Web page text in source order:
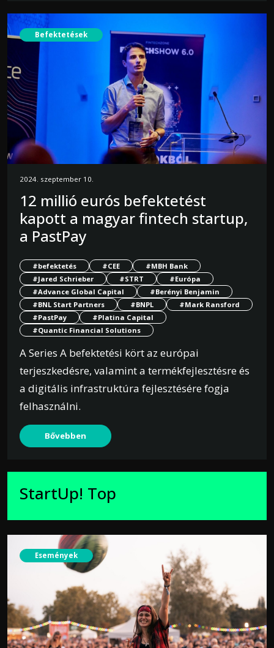
Befektetések
2024. szeptember 10.
12 millió eurós befektetést
kapott a magyar fintech startup,
a PastPay
#befektetés #CEE
#MBH Bank
#Jared Schrieber
#STRT
#Európa
#Advance Global Capital
#Berényi Benjamin
#BNL Start Partners
#BNPL
#Mark Ransford
#PastPay
#Platina Capital
#Quantic Financial Solutions
A Series A befektetési kört az európai
terjeszkedésre, valamint a termékfejlesztésre és
a digitális infrastruktúra fejlesztésére fogja
felhasználni.
Bővebben
StartUp! Top
Események